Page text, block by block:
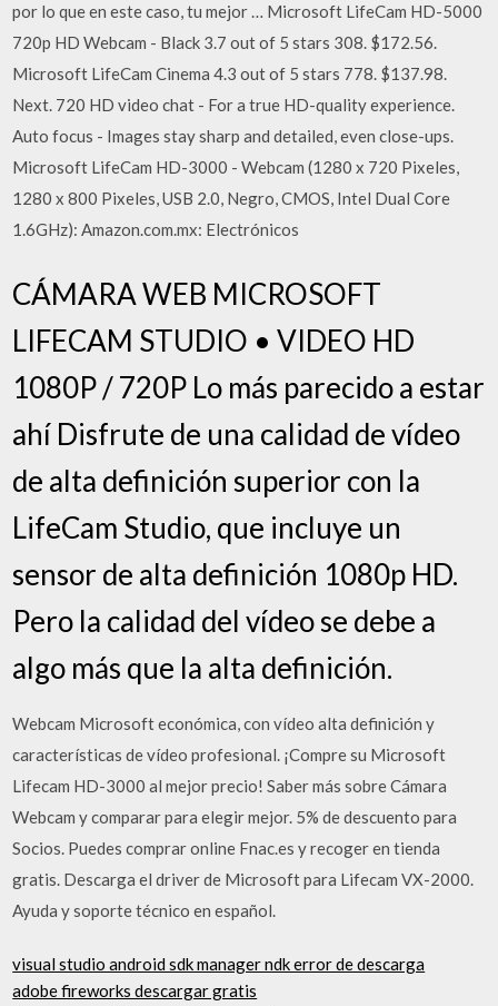
por lo que en este caso, tu mejor … Microsoft LifeCam HD-5000
720p HD Webcam - Black 3.7 out of 5 stars 308. $172.56.
Microsoft LifeCam Cinema 4.3 out of 5 stars 778. $137.98.
Next. 720 HD video chat - For a true HD-quality experience.
Auto focus - Images stay sharp and detailed, even close-ups.
Microsoft LifeCam HD-3000 - Webcam (1280 x 720 Pixeles,
1280 x 800 Pixeles, USB 2.0, Negro, CMOS, Intel Dual Core
1.6GHz): Amazon.com.mx: Electrónicos
CÁMARA WEB MICROSOFT
LIFECAM STUDIO • VIDEO HD
1080P / 720P Lo más parecido a estar
ahí Disfrute de una calidad de vídeo
de alta definición superior con la
LifeCam Studio, que incluye un
sensor de alta definición 1080p HD.
Pero la calidad del vídeo se debe a
algo más que la alta definición.
Webcam Microsoft económica, con vídeo alta definición y
características de vídeo profesional. ¡Compre su Microsoft
Lifecam HD-3000 al mejor precio! Saber más sobre Cámara
Webcam y comparar para elegir mejor. 5% de descuento para
Socios. Puedes comprar online Fnac.es y recoger en tienda
gratis. Descarga el driver de Microsoft para Lifecam VX-2000.
Ayuda y soporte técnico en español.
visual studio android sdk manager ndk error de descarga
adobe fireworks descargar gratis